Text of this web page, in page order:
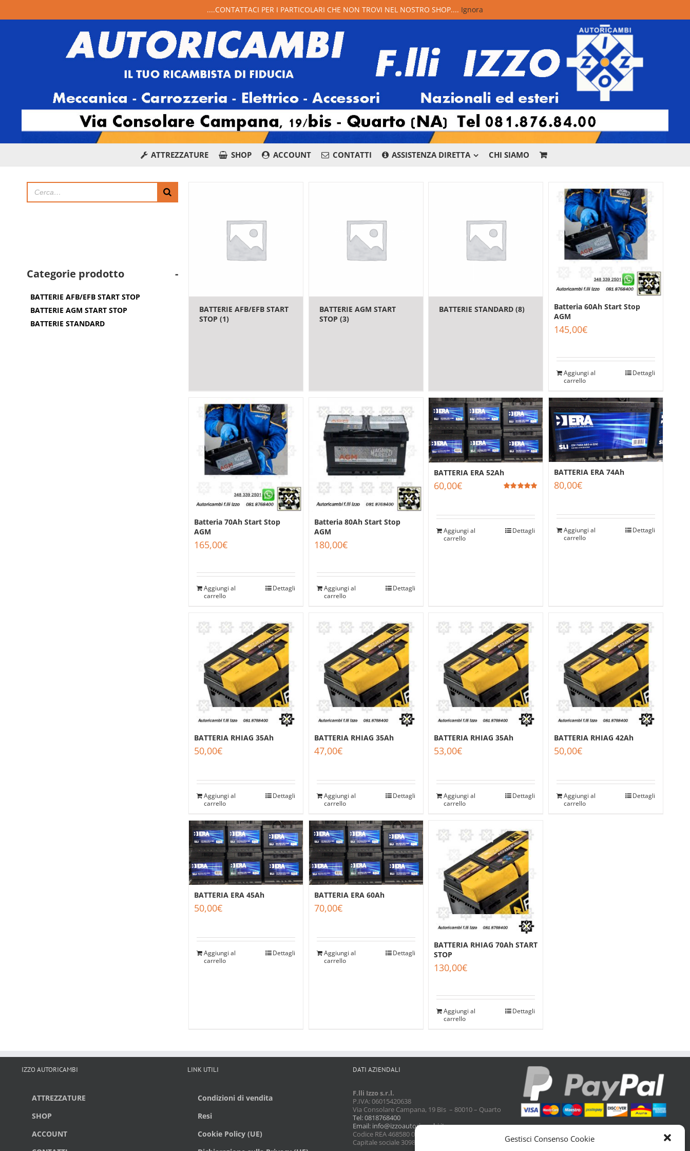
Gestisci Consenso Cookie
ATTREZZATURE SHOP ACCOUNT CONTATTI ASSISTENZA DIRETTA CHI SIAMO
BATTERIE AFB/EFB START
STOP (1)
BATTERIE AGM START
STOP (3)
BATTERIE STANDARD(8)
Batteria 60Ah Start Stop
AGM
145,00€
Aggiungi al
carrello
Dettagli
Batteria 70Ah Start Stop
AGM
165,00€
Aggiungi al
carrello
Dettagli
Batteria 80Ah Start Stop
AGM
180,00€
Aggiungi al
carrello
Dettagli
BATTERIA ERA 52Ah
60,00€
Aggiungi al
carrello
Dettagli
BATTERIA ERA 74Ah
80,00€
Aggiungi al
carrello
Dettagli
BATTERIA RHIAG 35Ah
50,00€
Aggiungi al
carrello
Dettagli
BATTERIA RHIAG 35Ah
47,00€
Aggiungi al
carrello
Dettagli
BATTERIA RHIAG 35Ah
53,00€
Aggiungi al
carrello
Dettagli
BATTERIA RHIAG 42Ah
50,00€
Aggiungi al
carrello
Dettagli
BATTERIA ERA 45Ah
50,00€
Aggiungi al
carrello
Dettagli
BATTERIA ERA 60Ah
70,00€
Aggiungi al
carrello
Dettagli
BATTERIA RHIAG 70Ah START
STOP
130,00€
Aggiungi al
carrello
Dettagli
Categorie prodotto -
BATTERIE AFB/EFB START STOP
BATTERIE AGM START STOP
BATTERIE STANDARD
IZZO AUTORICAMBI
ATTREZZATURE
SHOP
ACCOUNT
LINK UTILI
Condizioni di vendita
Resi
Cookie Policy (UE)
DATI AZIENDALI
F.lli Izzo s.r.l.
P.IVA: 06015420638
Via Consolare Campana, 19 BIs – 80010 – Quarto
Tel: 0818768400
Email: info@izzoautoricambi.it
Codice REA 468580 08/02/1990
Capitale sociale 3098,74
....CONTATTACI PER I PARTICOLARI CHE NON TROVI NEL NOSTRO SHOP.... Ignora